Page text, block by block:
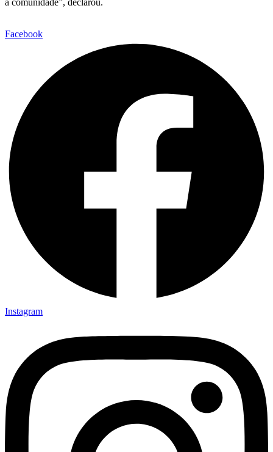
a comunidade”, declarou.
Facebook
Instagram